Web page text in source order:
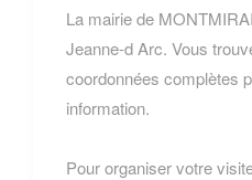
La mairie de
Jeanne-d Arc. Vous
coordonnées complètes
information.
Pour organiser votre